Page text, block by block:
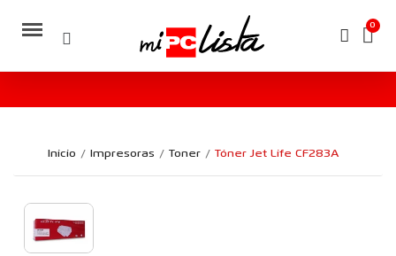
Inicio Impresoras Toner Tóner Jet Life CF283A